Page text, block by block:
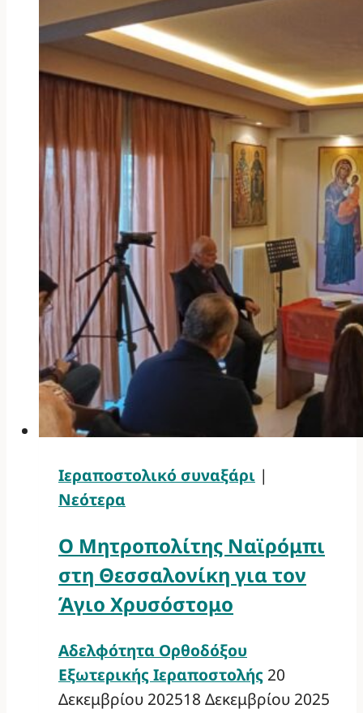
Ιεραποστολικό συναξάρι |
Νεότερα
Ο Μητροπολίτης Ναϊρόμπι
στη Θεσσαλονίκη για τον
Άγιο Χρυσόστομο
Αδελφότητα Ορθοδόξου
Εξωτερικής Ιεραποστολής 20
Δεκεμβρίου 202518 Δεκεμβρίου 2025